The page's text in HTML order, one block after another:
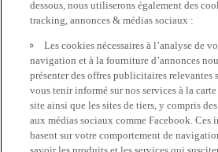
dessous, nous utiliserons également des
tracking, annonces & médias sociaux :
Les cookies nécessaires à l’analyse de
navigation et à la fourniture d’annonces
présenter des offres publicitaires relevantes
vous tenir informé sur nos services à la
site ainsi que les sites de tiers, y compris
aux médias sociaux comme Facebook. Ces
basent sur votre comportement de